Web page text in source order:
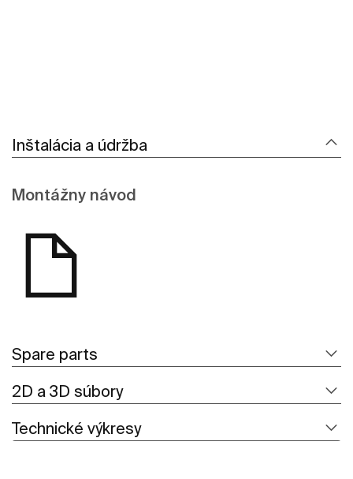
Inštalácia a údržba
Montážny návod
Spare parts
2D a 3D súbory
Technické výkresy